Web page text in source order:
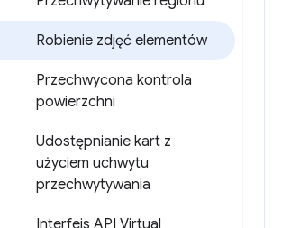
Robienie zdjęć elementów
Przechwycona kontrola
powierzchni
Udostępnianie kart z
użyciem uchwytu
przechwytywania
Interfejs API Virtual